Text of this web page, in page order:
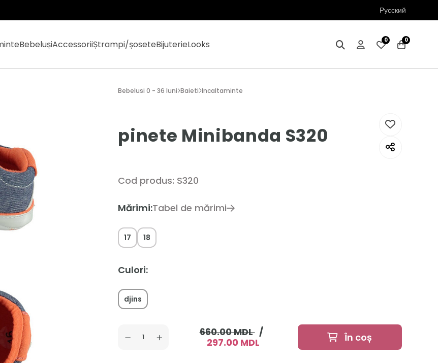
Русский
BebelușiAccessoriiȘtrampi/șoseteBijuterieLooks 0 0
Bebelusi 0 - 36 luni Baieti Incaltaminte
pinete Minibanda S320
Cod produs: S320
Mărimi:Tabel de mărimi
17 18
Culori:
djins
660.00 MDL/
297.00 MDL
În coș